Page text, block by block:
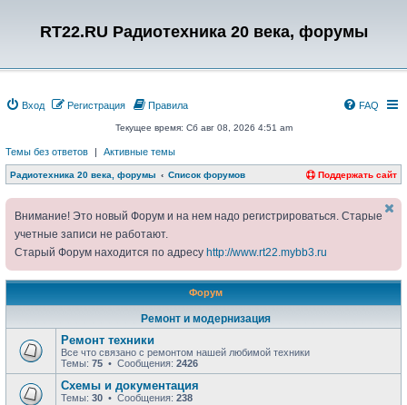
RT22.RU Радиотехника 20 века, форумы
Вход Регистрация FAQ
Правила
Текущее время: Сб авг 08, 2026 4:51 am
Темы без ответов | Активные темы
Радиотехника 20 века, форумы Список форумов Поддержать сайт
Внимание! Это новый Форум и на нем надо регистрироваться. Старые
учетные записи не работают.
Старый Форум находится по адресу http://www.rt22.mybb3.ru
Форум
Ремонт и модернизация
Ремонт техники
Все что связано с ремонтом нашей любимой техники
Темы: 75 • Сообщения: 2426
Схемы и документация
Темы: 30 • Сообщения: 238